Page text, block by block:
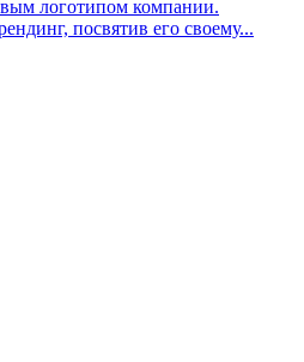
логотипом компании.
посвятив его своему...